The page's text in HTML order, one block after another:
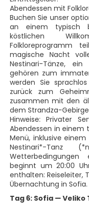
Abendessen mit
Buchen Sie unser
an einem typisch
köstlichen
Folkloreprogramm
magische Nacht
Nestinari-Tänze,
gehören zum
werden Sie
zurück zum
zusammen mit den
dem Strandza-
Hinweise: Privater
Abendessen in einem
Menü, inklusive
Nestinari*-Tanz
beginnt um 20:00
enthalten: Reiseleiter,
Übernachtung in Sofia.
Tag 6: Sofia —